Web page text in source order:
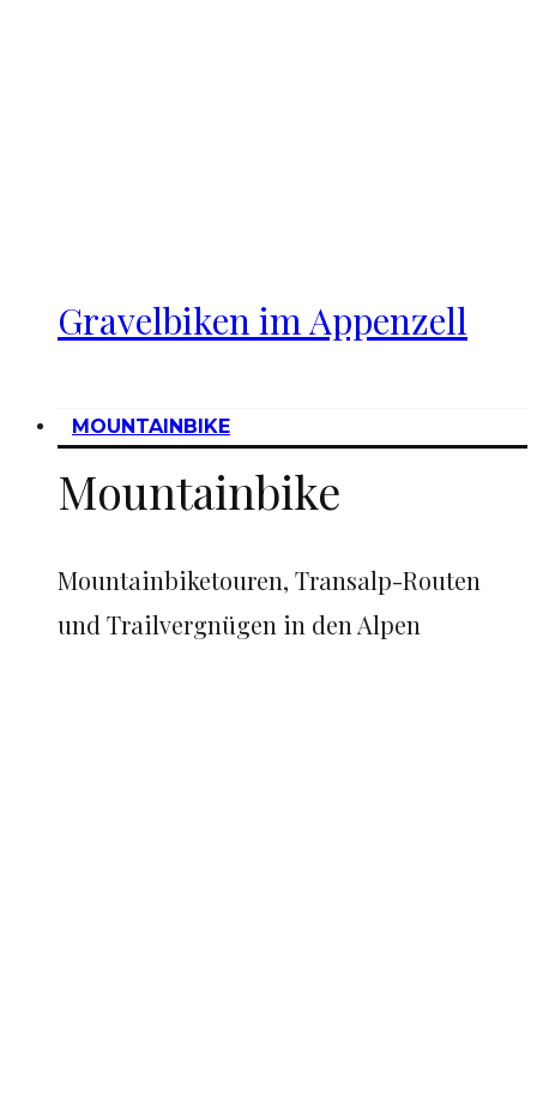
Gravelbiken im Appenzell
MOUNTAINBIKE
Mountainbike
Mountainbiketouren, Transalp-Routen
und Trailvergnügen in den Alpen